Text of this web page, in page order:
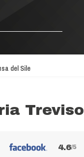
del Sile
Treviso
4.6/5